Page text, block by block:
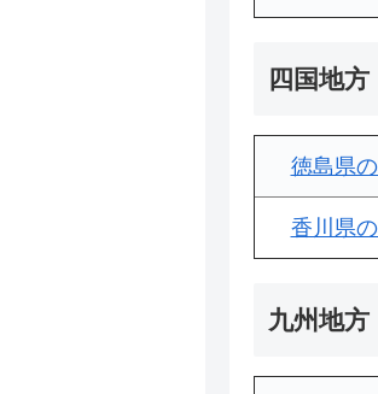
四国地方
徳島県
香川県
九州地方